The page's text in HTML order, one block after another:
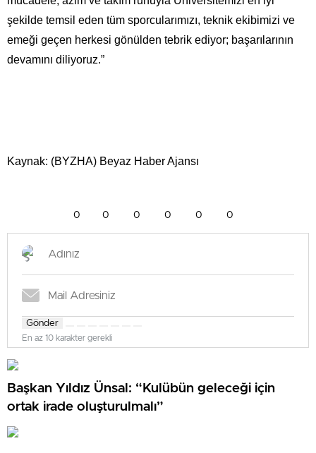
şekilde temsil eden tüm sporcularımızı, teknik ekibimizi ve
emeği geçen herkesi gönülden tebrik ediyor; başarılarının
devamını diliyoruz.”
Kaynak: (BYZHA) Beyaz Haber Ajansı
0 0 0 0 0 0
Gönder
En az 10 karakter gerekli
Başkan Yıldız Ünsal: “Kulübün geleceği için
ortak irade oluşturulmalı”